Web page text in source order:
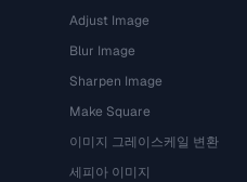
Adjust Image
Blur Image
Sharpen Image
Make Square
이미지 그레이스케일 변환
세피아 이미지